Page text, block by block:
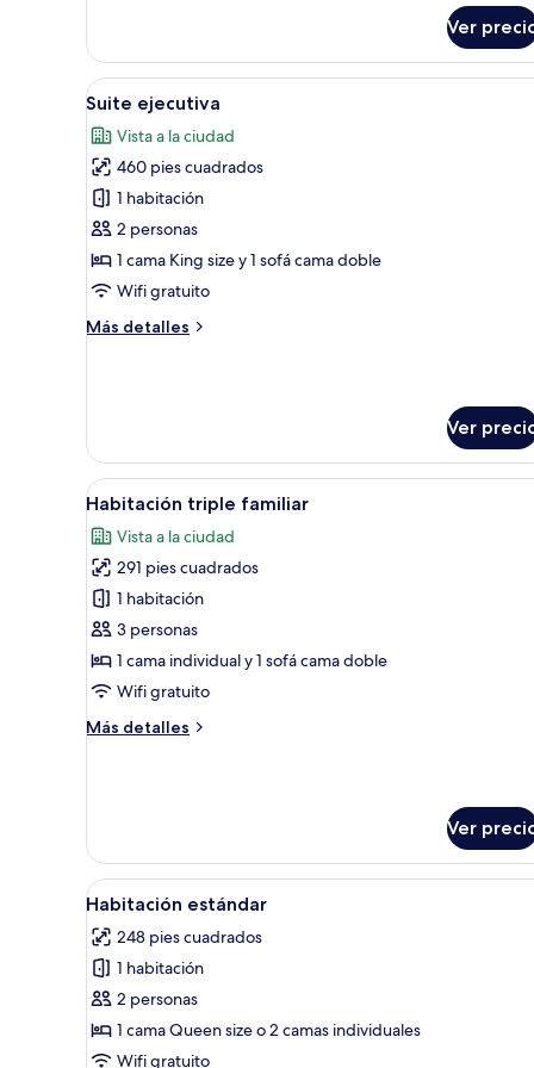
superior
Ver
Abrir
todas
las
fotos
de
Suite
ejecutiva
Habitación de hotel con una
14
Suite ejecutiva
Vista a la ciudad
460 pies cuadrados
1 habitación
2 personas
1 cama King size y 1 sofá cama doble
Wifi gratuito
Más detalles
Más
Ver
Abrir
todas
las
fotos
de
Habitación
triple
familiar
Habitación de hotel con dos
9
Habitación triple familiar
Vista a la ciudad
291 pies cuadrados
1 habitación
3 personas
1 cama individual y 1 sofá cama doble
Wifi gratuito
Más detalles
Más
Ver
Abrir
todas
las
fotos
de
Habitación
estándar
Una habitación de hotel con
4
Habitación estándar
248 pies cuadrados
1 habitación
2 personas
1 cama Queen size o 2 camas individuales
Wifi gratuito